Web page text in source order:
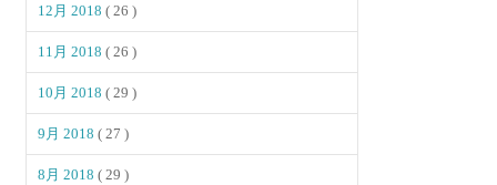
12月 2018( 26 )
11月 2018( 26 )
10月 2018( 29 )
9月 2018( 27 )
8月 2018( 29 )